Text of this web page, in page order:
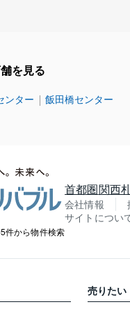
を見る
ンター 飯田橋センター
件から物件検索
首都圏関西
会社情報
サイトについ
売りたい